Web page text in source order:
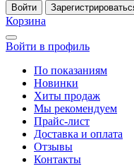
Войти
Корзина
Войти в профиль
По показаниям
Новинки
Хиты продаж
Мы рекомендуем
Прайс-лист
Доставка и оплата
Отзывы
Контакты